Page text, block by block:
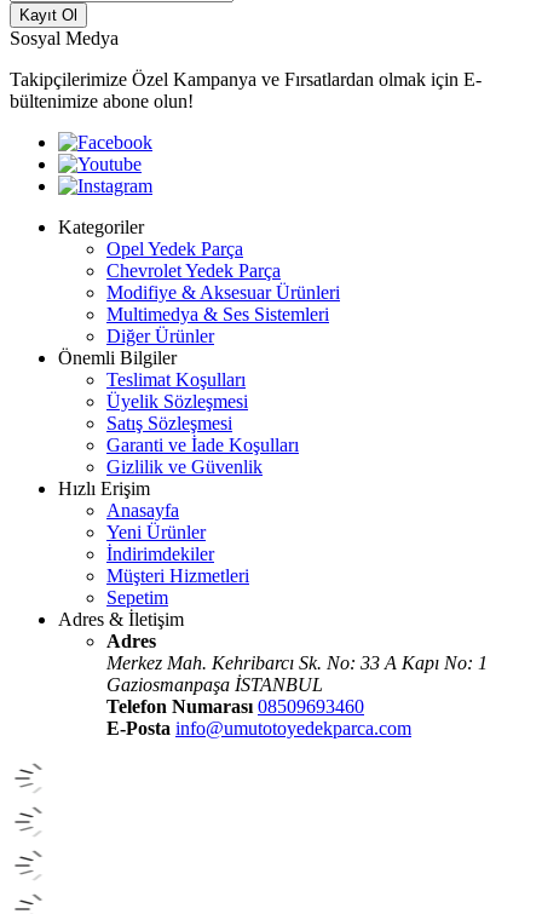
Kayıt Ol
Sosyal Medya
Takipçilerimize Özel Kampanya ve Fırsatlardan olmak için E-
bültenimize abone olun!
Kategoriler
Opel Yedek Parça
Chevrolet Yedek Parça
Modifiye & Aksesuar Ürünleri
Multimedya & Ses Sistemleri
Diğer Ürünler
Önemli Bilgiler
Teslimat Koşulları
Üyelik Sözleşmesi
Satış Sözleşmesi
Garanti ve İade Koşulları
Gizlilik ve Güvenlik
Hızlı Erişim
Anasayfa
Yeni Ürünler
İndirimdekiler
Müşteri Hizmetleri
Sepetim
Adres & İletişim
Adres
Merkez Mah. Kehribarcı Sk. No: 33 A Kapı No: 1
Gaziosmanpaşa İSTANBUL
Telefon Numarası 08509693460
E-Posta info@umutotoyedekparca.com